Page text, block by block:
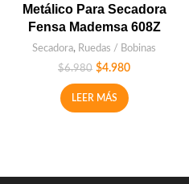
Metálico Para Secadora
Fensa Mademsa 608Z
Secadora, Ruedas / Bobinas
$6.980 $4.980
LEER MÁS